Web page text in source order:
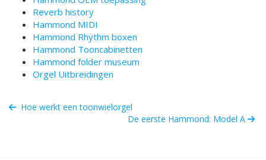
Reverb history
Hammond MIDI
Hammond Rhythm boxen
Hammond Tooncabinetten
Hammond folder museum
Orgel Uitbreidingen
Hoe werkt een toonwielorgel
De eerste Hammond: Model A